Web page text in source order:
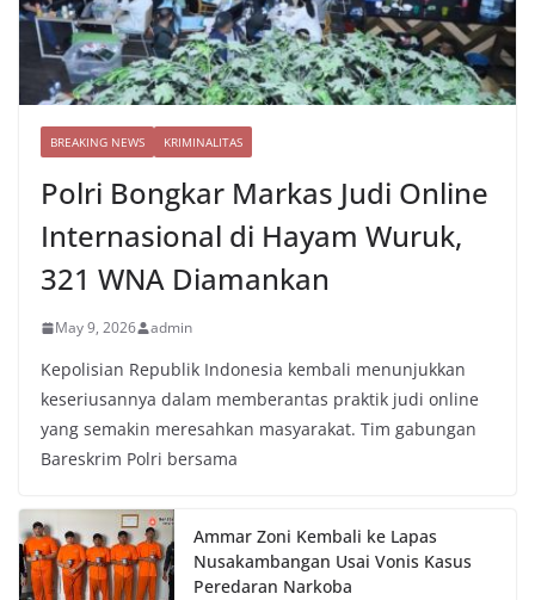
BREAKING NEWS KRIMINALITAS
Polri Bongkar Markas Judi Online
Internasional di Hayam Wuruk,
321 WNA Diamankan
May 9, 2026 admin
Kepolisian Republik Indonesia kembali menunjukkan
keseriusannya dalam memberantas praktik judi online
yang semakin meresahkan masyarakat. Tim gabungan
Bareskrim Polri bersama
Ammar Zoni Kembali ke Lapas
Nusakambangan Usai Vonis Kasus
Peredaran Narkoba